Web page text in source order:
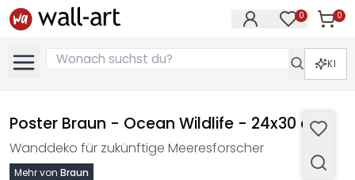
0 0
KI
Poster Braun - Ocean Wildlife - 24x30 cm
Wanddeko für zukünftige Meeresforscher
Mehr von Braun